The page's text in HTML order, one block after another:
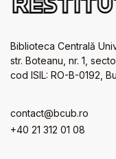
Biblioteca Centrală
str. Boteanu, nr. 1,
cod ISIL: RO-B-0192,
contact@bcub.ro
+40 21 312 01 08